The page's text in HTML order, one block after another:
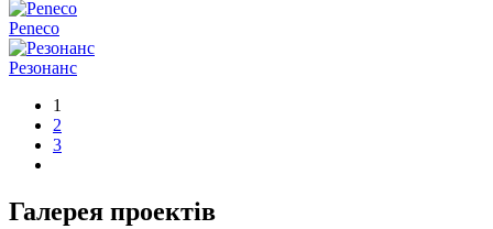
Peneco
Резонанс
1
2
3
Галерея проектів